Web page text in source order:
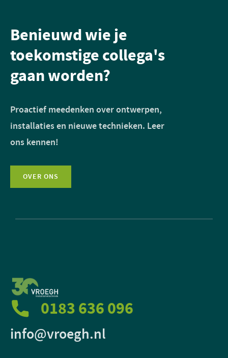
Benieuwd wie je
toekomstige collega's
gaan worden?
Proactief meedenken over ontwerpen,
installaties en nieuwe technieken. Leer
ons kennen!
OVER ONS
0183 636 096
info@vroegh.nl